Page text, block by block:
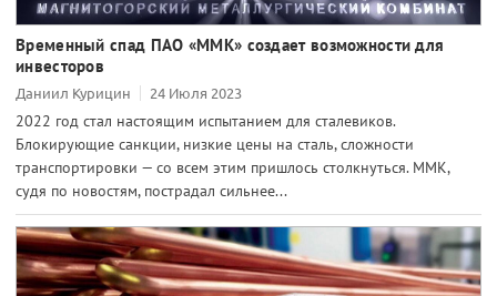
Временный спад ПАО «ММК» создает возможности для
инвесторов
Даниил Курицин 24 Июля 2023
2022 год стал настоящим испытанием для сталевиков.
Блокирующие санкции, низкие цены на сталь, сложности
транспортировки — со всем этим пришлось столкнуться. ММК,
судя по новостям, пострадал сильнее...